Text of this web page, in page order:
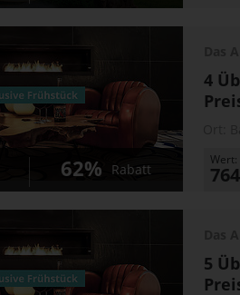
4
62% Rabatt
Wert:
5